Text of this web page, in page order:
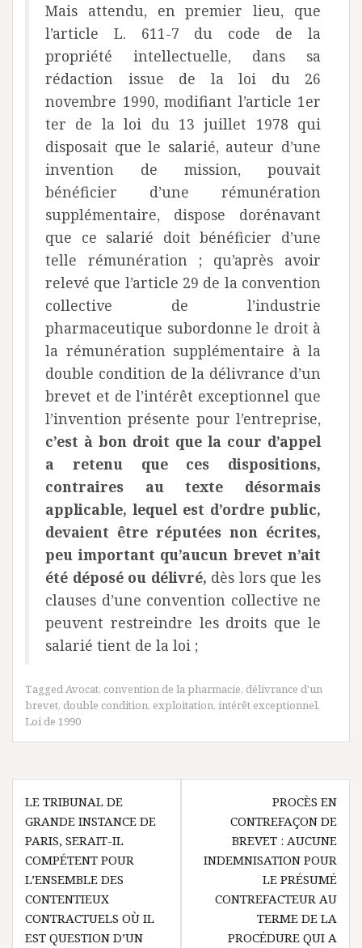
Mais attendu, en premier lieu, que
l’article L. 611-7 du code de la
propriété intellectuelle, dans sa
rédaction issue de la loi du 26
novembre 1990, modifiant l’article 1er
ter de la loi du 13 juillet 1978 qui
disposait que le salarié, auteur d’une
invention de mission, pouvait
bénéficier d’une rémunération
supplémentaire, dispose dorénavant
que ce salarié doit bénéficier d’une
telle rémunération ; qu’après avoir
relevé que l’article 29 de la convention
collective de l’industrie
pharmaceutique subordonne le droit à
la rémunération supplémentaire à la
double condition de la délivrance d’un
brevet et de l’intérêt exceptionnel que
l’invention présente pour l’entreprise,
c’est à bon droit que la cour d’appel
a retenu que ces dispositions,
contraires au texte désormais
applicable, lequel est d’ordre public,
devaient être réputées non écrites,
peu important qu’aucun brevet n’ait
été déposé ou délivré, dès lors que les
clauses d’une convention collective ne
peuvent restreindre les droits que le
salarié tient de la loi ;
TaggedAvocat, convention de la pharmacie, délivrance d'un
brevet, double condition, exploitation, intérêt exceptionnel,
Loi de 1990
Navigation
de
l’article
LE TRIBUNAL DE
GRANDE INSTANCE DE
PARIS, SERAIT-IL
COMPÉTENT POUR
L’ENSEMBLE DES
CONTENTIEUX
CONTRACTUELS OÙ IL
EST QUESTION D’UN
PROCÈS EN
CONTREFAÇON DE
BREVET : AUCUNE
INDEMNISATION POUR
LE PRÉSUMÉ
CONTREFACTEUR AU
TERME DE LA
PROCÉDURE QUI A